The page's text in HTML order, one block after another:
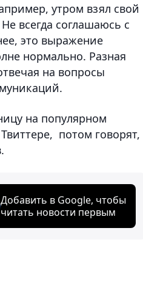
утром взял свой
всегда соглашаюсь с
это выражение
нормально. Разная
на вопросы
на популярном
потом говорят,
Добавить в Google, чтобы
читать новости первым